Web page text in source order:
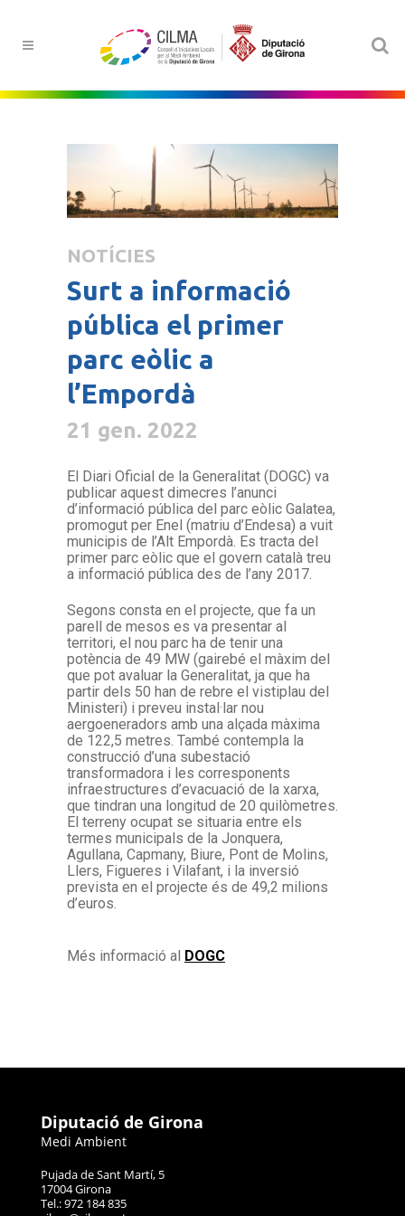
NOTÍCIES
Surt a informació
pública el primer
parc eòlic a
l’Empordà
21 gen. 2022
El Diari Oficial de la Generalitat (DOGC) va
publicar aquest dimecres l’anunci
d’informació pública del parc eòlic Galatea,
promogut per Enel (matriu d’Endesa) a vuit
municipis de l’Alt Empordà. Es tracta del
primer parc eòlic que el govern català treu
a informació pública des de l’any 2017.
Segons consta en el projecte, que fa un
parell de mesos es va presentar al
territori, el nou parc ha de tenir una
potència de 49 MW (gairebé el màxim del
que pot avaluar la Generalitat, ja que ha
partir dels 50 han de rebre el vistiplau del
Ministeri) i preveu instal·lar nou
aergoeneradors amb una alçada màxima
de 122,5 metres. També contempla la
construcció d’una subestació
transformadora i les corresponents
infraestructures d’evacuació de la xarxa,
que tindran una longitud de 20 quilòmetres.
El terreny ocupat se situaria entre els
termes municipals de la Jonquera,
Agullana, Capmany, Biure, Pont de Molins,
Llers, Figueres i Vilafant, i la inversió
prevista en el projecte és de 49,2 milions
d’euros.
Més informació al DOGC
Diputació de Girona
Medi Ambient
Pujada de Sant Martí, 5
17004 Girona
Tel.: 972 184 835